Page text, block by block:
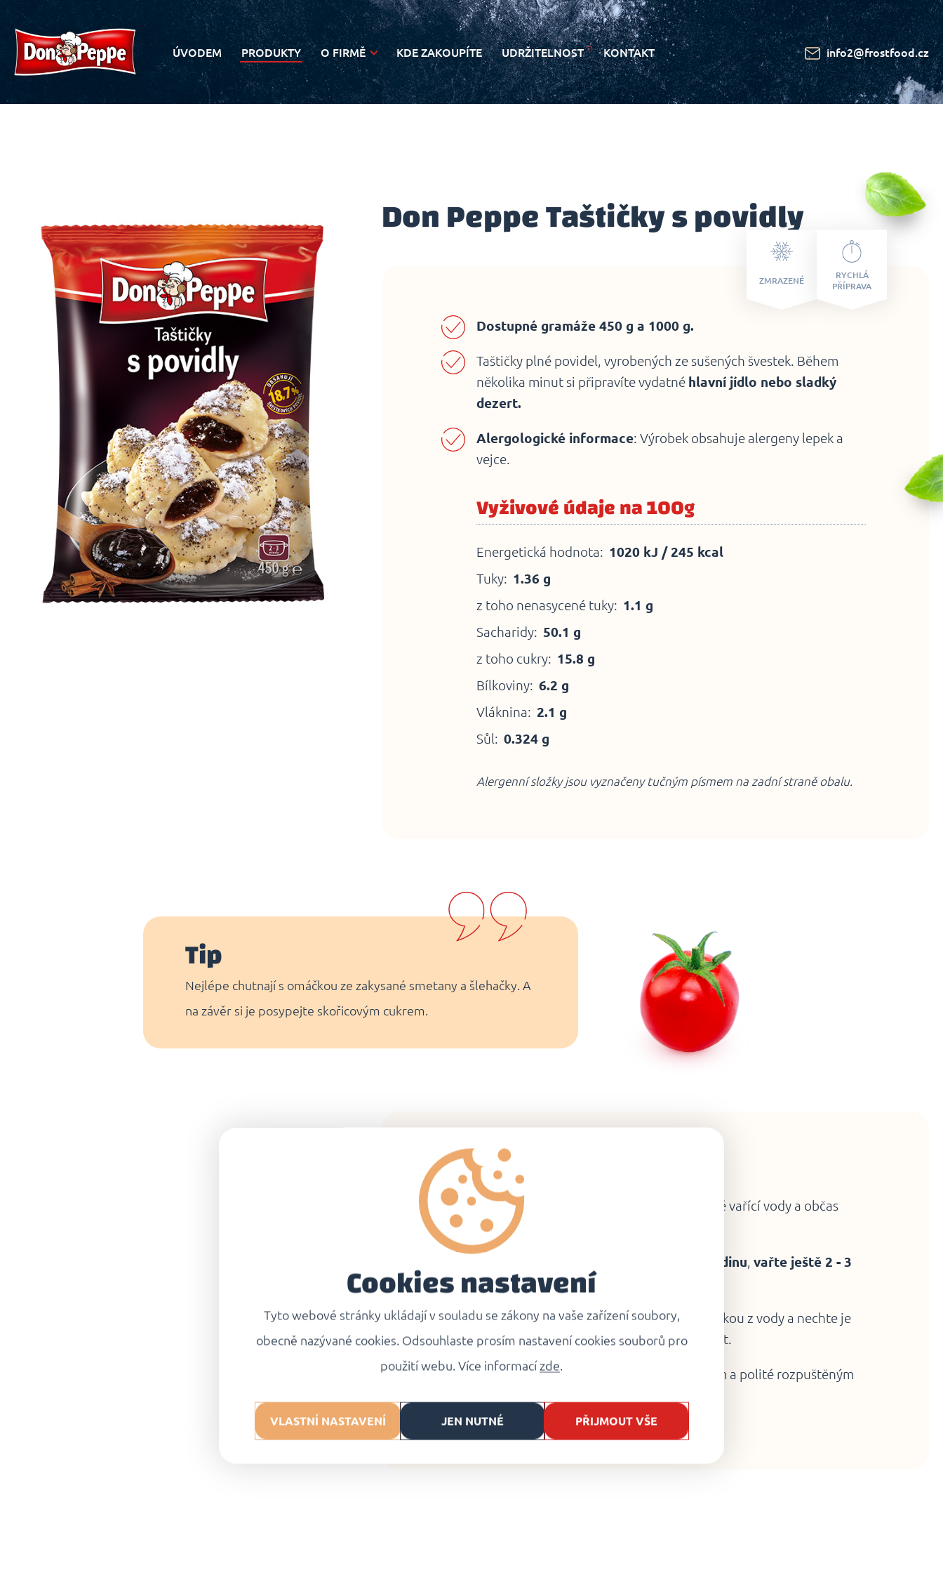
ÚVODEM PRODUKTY O FIRMĚ
NOVINKY
KDE ZAKOUPÍTE UDRŽITELNOST KONTAKT info2@frostfood.cz
Don Peppe Taštičky s povidly
Dostupné gramáže 450 g a 1000 g.
Taštičky plné povidel, vyrobených ze sušených švestek. Během
několika minut si připravíte vydatné hlavní jídlo nebo sladký
dezert.
Alergologické informace: Výrobek obsahuje alergeny lepek a
vejce.
Vyživové údaje na 100g
Energetická hodnota: 1020 kJ / 245 kcal
Tuky: 1.36 g
z toho nenasycené tuky: 1.1 g
Sacharidy: 50.1 g
z toho cukry: 15.8 g
Bílkoviny: 6.2 g
Vláknina: 2.1 g
Sůl: 0.324 g
Alergenní složky jsou vyznačeny tučným písmem na zadní straně obalu.
ZMRAZENÉ
RYCHLÁ
PŘÍPRAVA
Tip
Nejlépe chutnají s omáčkou ze zakysané smetany a šlehačky. A
na závěr si je posypejte skořicovým cukrem.
Návod na přípravu
Zmrazené taštičky vložte do mírně osolené vařící vody a občas
promíchejte.
vyplavou na hladinu, vařte ještě 2 - 3
minutyzamírného varu
Uvařené taštičky opatrně vyjměte naběračkou z vody a nechte je
před servírováním alespoň 1 minutu odstát.
Doporučujeme
podávat posypané cukrem a polité rozpuštěným
Cookies nastavení
Tyto webové stránky ukládají v souladu se zákony na vaše zařízení soubory,
obecně nazývané cookies. Odsouhlaste prosím nastavení cookies souborů pro
použití webu. Více informací zde.
VLASTNÍ NASTAVENÍ JEN NUTNÉ PŘIJMOUT VŠE